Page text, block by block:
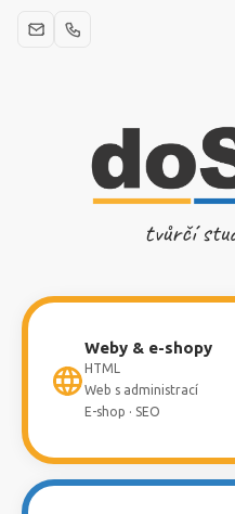
tvůrčí
Weby & e-shopy
HTML
Web s administrací
E-shop · SEO